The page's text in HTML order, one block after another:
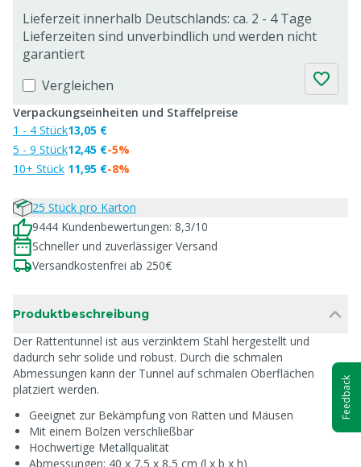
Lieferzeit innerhalb Deutschlands: ca. 2 - 4 Tage
Lieferzeiten sind unverbindlich und werden nicht
garantiert
Vergleichen
Verpackungseinheiten und Staffelpreise
1 - 4 Stück
5 - 9 Stück
10+ Stück
13,05 €
12,45 €
11,95 €
-5%
-8%
25 Stück pro Karton
9444 Kundenbewertungen: 8,3/10
Schneller und zuverlässiger Versand
Versandkostenfrei ab 250€
Produktbeschreibung
Der Rattentunnel ist aus verzinktem Stahl hergestellt und
dadurch sehr solide und robust. Durch die schmalen
Abmessungen kann der Tunnel auf schmalen Oberflächen
platziert werden.
Geeignet zur Bekämpfung von Ratten und Mäusen
Mit einem Bolzen verschließbar
Hochwertige Metallqualität
Abmessungen: 40 x 7,5 x 8,5 cm (l x b x h)
Feedback